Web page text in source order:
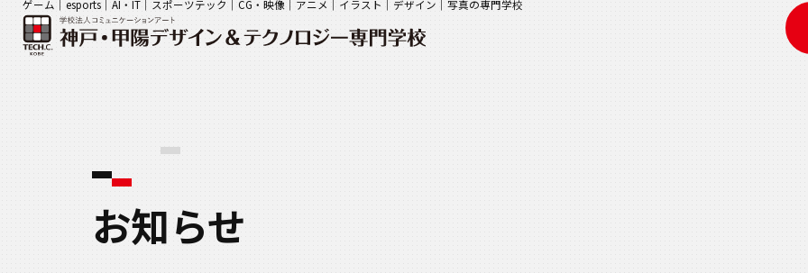
ゲーム｜esports｜AI・IT｜スポーツテック｜CG・映像｜アニメ｜イラスト｜デザイン｜写真の専門学校
お知らせ